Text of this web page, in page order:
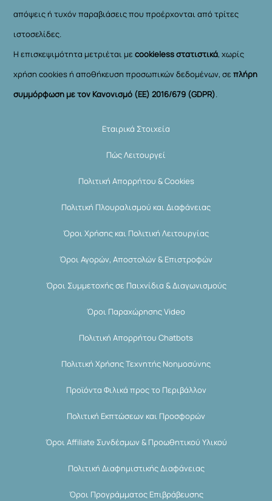
απόψεις ή τυχόν παραβιάσεις που προέρχονται από τρίτες
ιστοσελίδες.
Η επισκεψιμότητα μετριέται μεcookieless στατιστικά, χωρίς
χρήση cookies ή αποθήκευση προσωπικών δεδομένων, σεπλήρη
συμμόρφωση με τον Κανονισμό (ΕΕ) 2016/679 (GDPR).
Εταιρικά Στοιχεία
Πώς Λειτουργεί
Πολιτική Απορρήτου & Cookies
Πολιτική Πλουραλισμού και Διαφάνειας
Όροι Χρήσης και Πολιτική Λειτουργίας
Όροι Αγορών, Αποστολών & Επιστροφών
Όροι Συμμετοχής σε Παιχνίδια & Διαγωνισμούς
Όροι Παραχώρησης Video
Πολιτική Απορρήτου Chatbots
Πολιτική Χρήσης Τεχνητής Νοημοσύνης
Προϊόντα Φιλικά προς το Περιβάλλον
Πολιτική Εκπτώσεων και Προσφορών
Όροι Affiliate Συνδέσμων & Προωθητικού Υλικού
Πολιτική Διαφημιστικής Διαφάνειας
Όροι Προγράμματος Επιβράβευσης